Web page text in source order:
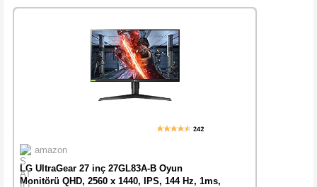
amazon
LG UltraGear 27 inç 27GL83A-B Oyun
Monitörü QHD, 2560 x 1440, IPS, 144 Hz, 1ms,